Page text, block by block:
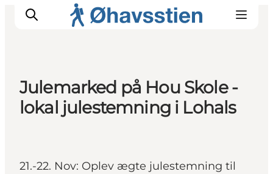
Inspiration
Julemarked på Hou Skole -
lokal julestemning i Lohals
21.-22. Nov: Oplev ægte julestemning til